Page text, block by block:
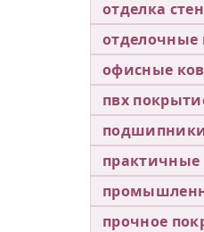
отделка стен
офисные
пвх
подшипники
прочное